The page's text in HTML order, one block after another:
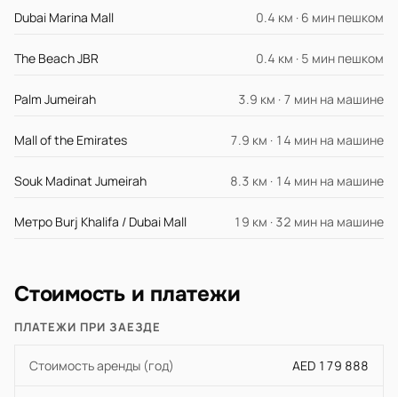
Dubai Marina Mall 0.4 км · 6 мин пешком
The Beach JBR 0.4 км · 5 мин пешком
Palm Jumeirah 3.9 км · 7 мин на машине
Mall of the Emirates 7.9 км · 14 мин на машине
Souk Madinat Jumeirah 8.3 км · 14 мин на машине
Метро Burj Khalifa / Dubai Mall 19 км · 32 мин на машине
Стоимость и платежи
ПЛАТЕЖИ ПРИ ЗАЕЗДЕ
Стоимость аренды (год) AED 179 888